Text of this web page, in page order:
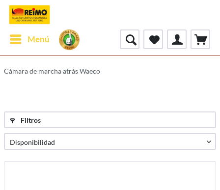
Menú
Cámara de marcha atrás Waeco
Filtros